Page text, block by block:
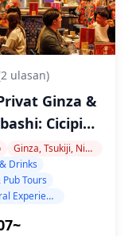
ulasan)
Ginza &
Cicipi
Lokal!
Ginza, Tsukiji, Nihonbashi
Drinks
Tours
Cultural Experiences